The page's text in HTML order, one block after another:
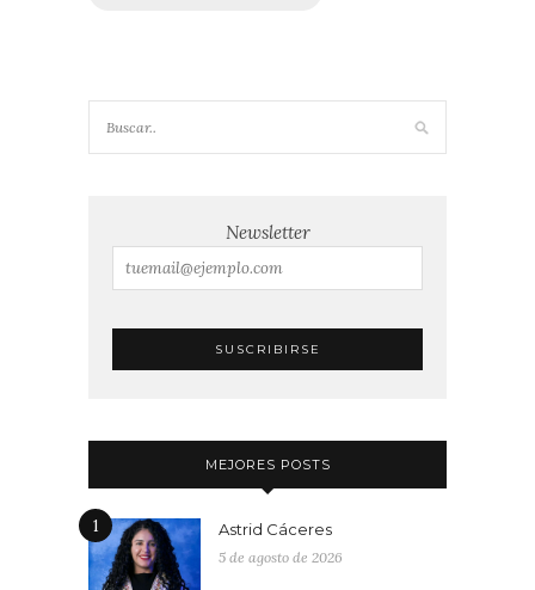
Newsletter
MEJORES POSTS
1 Astrid Cáceres
5 de agosto de 2026